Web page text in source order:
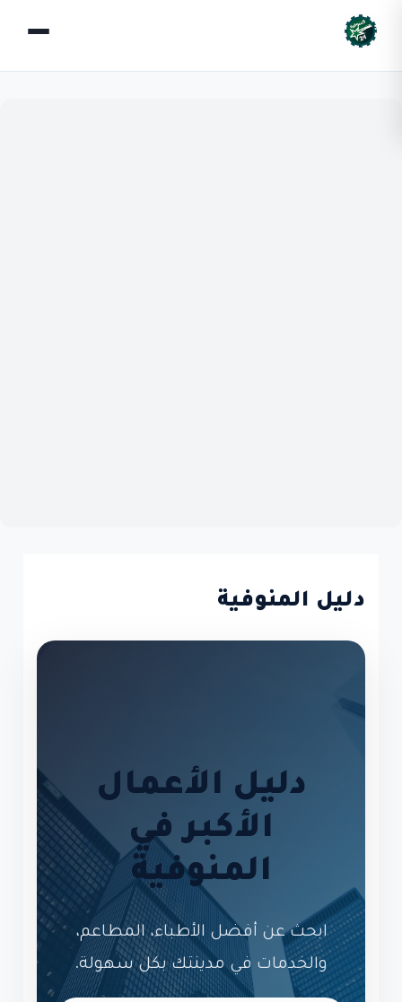
دليل المنوفية
دليل الأعمال
الأكبر في
المنوفية
ابحث عن أفضل الأطباء، المطاعم،
والخدمات في مدينتك بكل سهولة.